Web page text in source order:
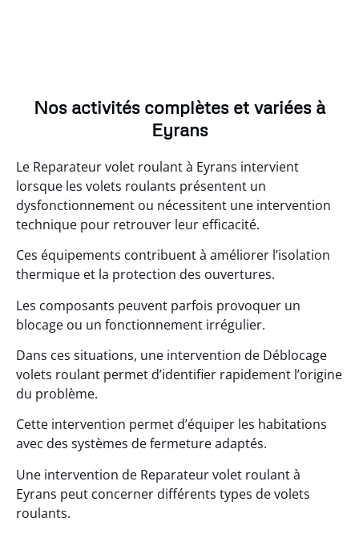
Nos activités complètes et variées à
Eyrans
Le Reparateur volet roulant à Eyrans intervient
lorsque les volets roulants présentent un
dysfonctionnement ou nécessitent une intervention
technique pour retrouver leur efficacité.
Ces équipements contribuent à améliorer l’isolation
thermique et la protection des ouvertures.
Les composants peuvent parfois provoquer un
blocage ou un fonctionnement irrégulier.
Dans ces situations, une intervention de Déblocage
volets roulant permet d’identifier rapidement l’origine
du problème.
Cette intervention permet d’équiper les habitations
avec des systèmes de fermeture adaptés.
Une intervention de Reparateur volet roulant à
Eyrans peut concerner différents types de volets
roulants.